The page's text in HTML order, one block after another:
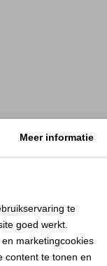
cookies
Meer informatie
te
goed werkt.
marketingcookies
content te tonen en